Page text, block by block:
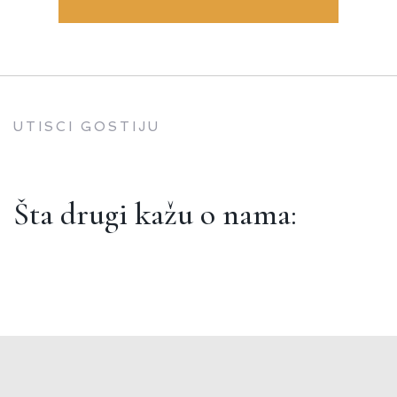
UTISCI GOSTIJU
Šta drugi kažu o nama: